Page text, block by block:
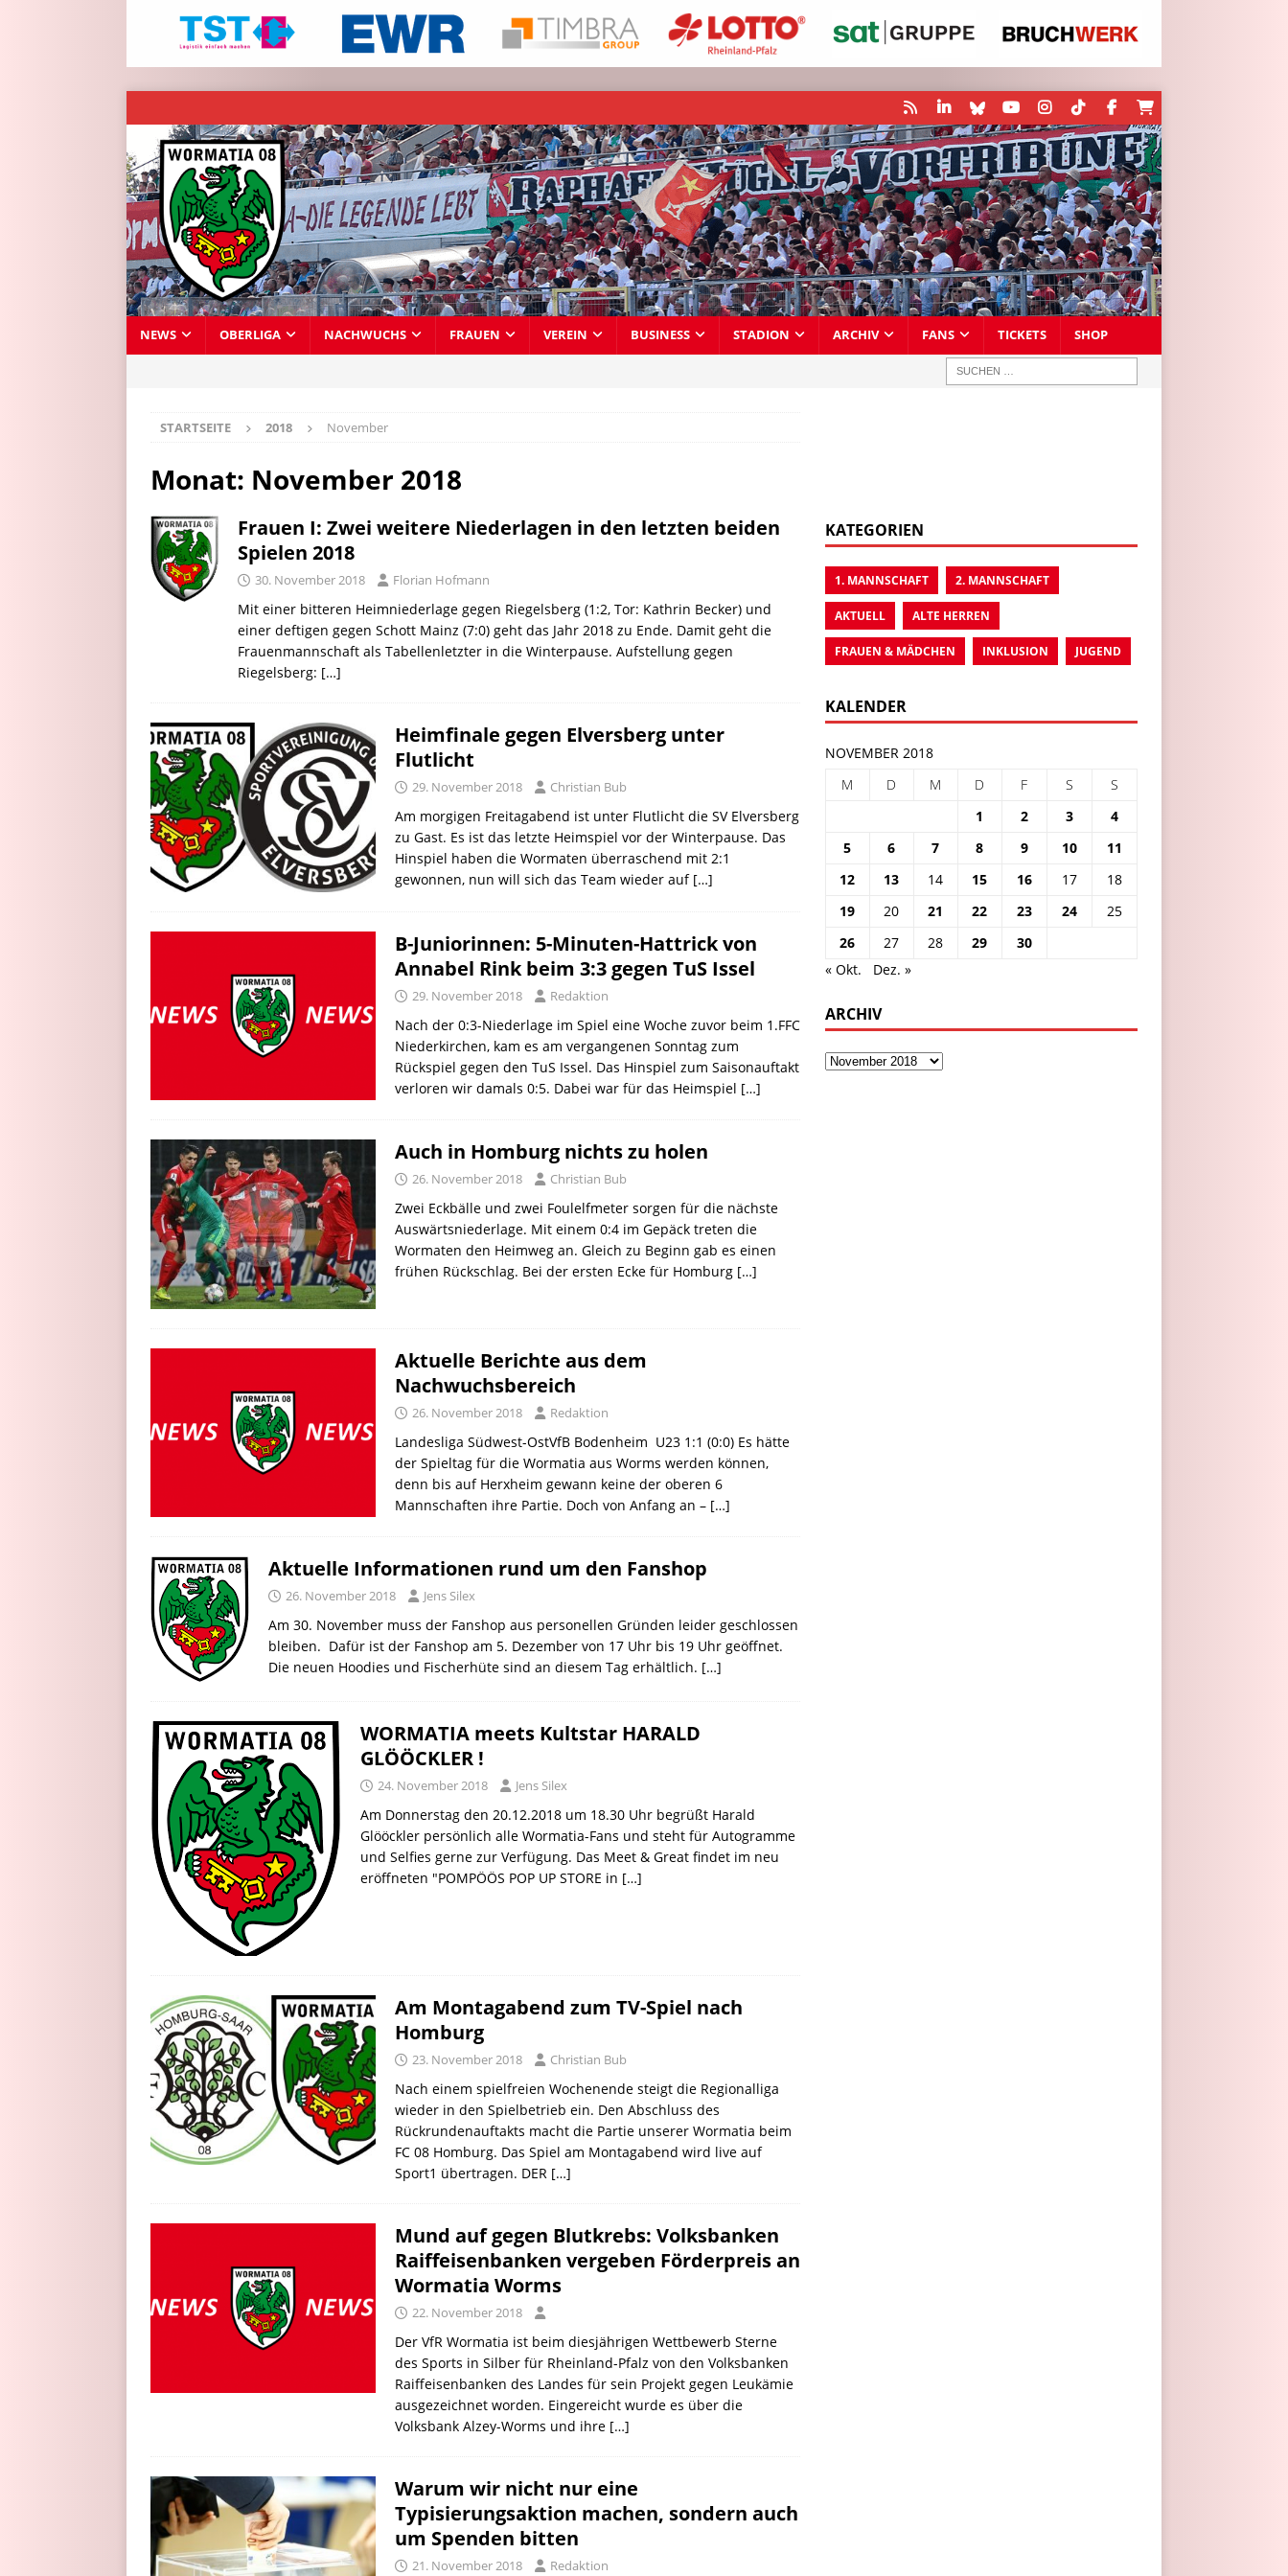
NEWS OBERLIGA NACHWUCHS FRAUEN VEREIN BUSINESS STADION ARCHIV FANS TICKETS SHOP
STARTSEITE 2018 November
Monat: November 2018
Frauen I: Zwei weitere Niederlagen in den letzten beiden
Spielen 2018
30. November 2018 Florian Hofmann
Mit einer bitteren Heimniederlage gegen Riegelsberg (1:2, Tor: Kathrin Becker) und
einer deftigen gegen Schott Mainz (7:0) geht das Jahr 2018 zu Ende. Damit geht die
Frauenmannschaft als Tabellenletzter in die Winterpause. Aufstellung gegen
Riegelsberg: […]
Heimfinale gegen Elversberg unter
Flutlicht
29. November 2018 Christian Bub
Am morgigen Freitagabend ist unter Flutlicht die SV Elversberg
zu Gast. Es ist das letzte Heimspiel vor der Winterpause. Das
Hinspiel haben die Wormaten überraschend mit 2:1
gewonnen, nun will sich das Team wieder auf […]
B-Juniorinnen: 5-Minuten-Hattrick von
Annabel Rink beim 3:3 gegen TuS Issel
29. November 2018 Redaktion
Nach der 0:3-Niederlage im Spiel eine Woche zuvor beim 1.FFC
Niederkirchen, kam es am vergangenen Sonntag zum
Rückspiel gegen den TuS Issel. Das Hinspiel zum Saisonauftakt
verloren wir damals 0:5. Dabei war für das Heimspiel […]
Auch in Homburg nichts zu holen
26. November 2018 Christian Bub
Zwei Eckbälle und zwei Foulelfmeter sorgen für die nächste
Auswärtsniederlage. Mit einem 0:4 im Gepäck treten die
Wormaten den Heimweg an. Gleich zu Beginn gab es einen
frühen Rückschlag. Bei der ersten Ecke für Homburg […]
Aktuelle Berichte aus dem
Nachwuchsbereich
26. November 2018 Redaktion
Landesliga Südwest-OstVfB Bodenheim  U23 1:1 (0:0) Es hätte
der Spieltag für die Wormatia aus Worms werden können,
denn bis auf Herxheim gewann keine der oberen 6
Mannschaften ihre Partie. Doch von Anfang an – […]
Aktuelle Informationen rund um den Fanshop
26. November 2018 Jens Silex
Am 30. November muss der Fanshop aus personellen Gründen leider geschlossen
bleiben. Dafür ist der Fanshop am 5. Dezember von 17 Uhr bis 19 Uhr geöffnet.
Die neuen Hoodies und Fischerhüte sind an diesem Tag erhältlich. […]
WORMATIA meets Kultstar HARALD
GLÖÖCKLER !
24. November 2018 Jens Silex
Am Donnerstag den 20.12.2018 um 18.30 Uhr begrüßt Harald
Glööckler persönlich alle Wormatia-Fans und steht für Autogramme
und Selfies gerne zur Verfügung. Das Meet & Great findet im neu
eröffneten "POMPÖÖS POP UP STORE in […]
Am Montagabend zum TV-Spiel nach
Homburg
23. November 2018 Christian Bub
Nach einem spielfreien Wochenende steigt die Regionalliga
wieder in den Spielbetrieb ein. Den Abschluss des
Rückrundenauftakts macht die Partie unserer Wormatia beim
FC 08 Homburg. Das Spiel am Montagabend wird live auf
Sport1 übertragen. DER […]
Mund auf gegen Blutkrebs: Volksbanken
Raiffeisenbanken vergeben Förderpreis an
Wormatia Worms
22. November 2018
Der VfR Wormatia ist beim diesjährigen Wettbewerb Sterne
des Sports in Silber für Rheinland-Pfalz von den Volksbanken
Raiffeisenbanken des Landes für sein Projekt gegen Leukämie
ausgezeichnet worden. Eingereicht wurde es über die
Volksbank Alzey-Worms und ihre […]
Warum wir nicht nur eine
Typisierungsaktion machen, sondern auch
um Spenden bitten
21. November 2018 Redaktion
KATEGORIEN
1. MANNSCHAFT 2. MANNSCHAFT
AKTUELL ALTE HERREN
FRAUEN & MÄDCHEN INKLUSION JUGEND
KALENDER
NOVEMBER 2018
M
D M D F S
S
1
2 3
4
5
6 7 8 9 10
11
12
13 14 15 16 17
18
19
20 21 22 23 24
25
26
27 28 29
30
« Okt.
Dez. »
ARCHIV